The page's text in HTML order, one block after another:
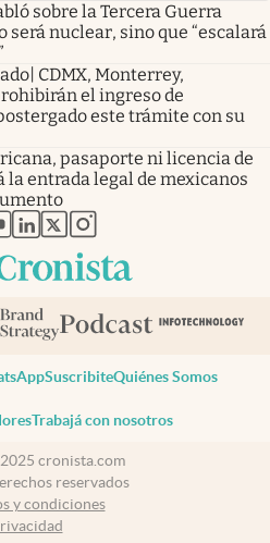
sobre la Tercera Guerra
nuclear, sino que “escalará
CDMX, Monterrey,
el ingreso de
este trámite con su
pasaporte ni licencia de
entrada legal de mexicanos
en nueva pestaña
abre en nueva pestaña
abre en nueva pestaña
abre en nueva pestaña
abre en nueva pestaña
SuscribiteQuiénes Somos
Trabajá con nosotros
cronista.com
reservados
y condiciones